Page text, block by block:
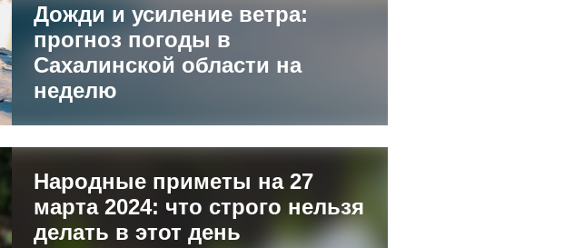
Дожди и усиление ветра:
прогноз погоды в
Сахалинской области на
неделю
Народные приметы на 27
марта 2024: что строго нельзя
делать в этот день